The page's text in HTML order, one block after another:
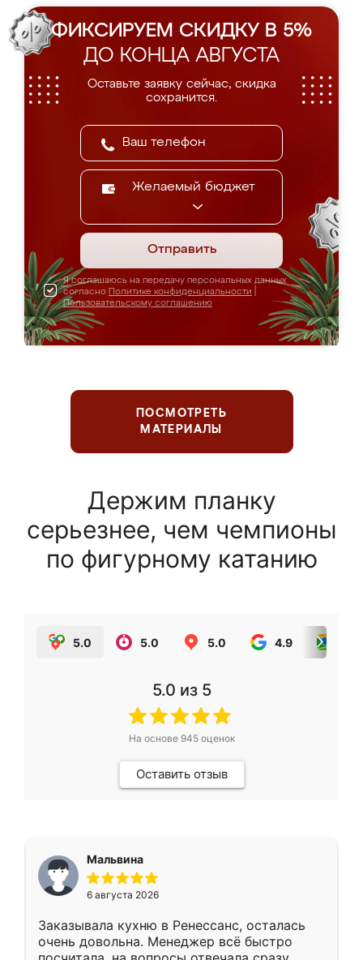
ФИКСИРУЕМ СКИДКУ В 5%
ДО КОНЦА АВГУСТА
Оставьте заявку сейчас, скидка
сохранится.
Желаемый бюджет
Отправить
Я соглашаюсь на передачу персональных данных
согласно Политике конфиденциальности
Пользовательскому соглашению
ПОСМОТРЕТЬ
МАТЕРИАЛЫ
Держим планку
серьезнее, чем чемпионы
по фигурному катанию
5.0 5.0 5.0 4.9
5.0 из 5
На основе 945оценок
Оставить отзыв
Мальвина
6 августа 2026
Заказывала кухню в Ренессанс, осталась
очень довольна. Менеджер всё быстро